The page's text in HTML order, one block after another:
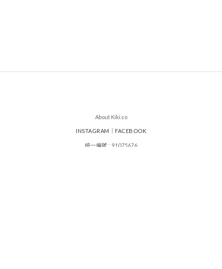
About Kiki.co
INSTAGRAM FACEBOOK
統一編號 : 91075676